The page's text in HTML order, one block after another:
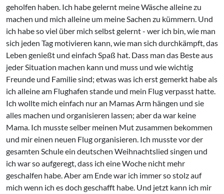
geholfen haben. Ich habe gelernt meine Wäsche alleine zu
machen und mich alleine um meine Sachen zu kümmern. Und
ich habe so viel über mich selbst gelernt - wer ich bin, wie man
sich jeden Tag motivieren kann, wie man sich durchkämpft, das
Leben genießt und einfach Spaß hat. Dass man das Beste aus
jeder Situation machen kann und muss und wie wichtig
Freunde und Familie sind; etwas was ich erst gemerkt habe als
ich alleine am Flughafen stande und mein Flug verpasst hatte.
Ich wollte mich einfach nur an Mamas Arm hängen und sie
alles machen und organisieren lassen; aber da war keine
Mama. Ich musste selber meinen Mut zusammen bekommen
und mir einen neuen Flug organisieren. Ich musste vor der
gesamten Schule ein deutschen Weihnachtslied singen und
ich war so aufgeregt, dass ich eine Woche nicht mehr
geschalfen habe. Aber am Ende war ich immer so stolz auf
mich wenn ich es doch geschafft habe. Und jetzt kann ich mir